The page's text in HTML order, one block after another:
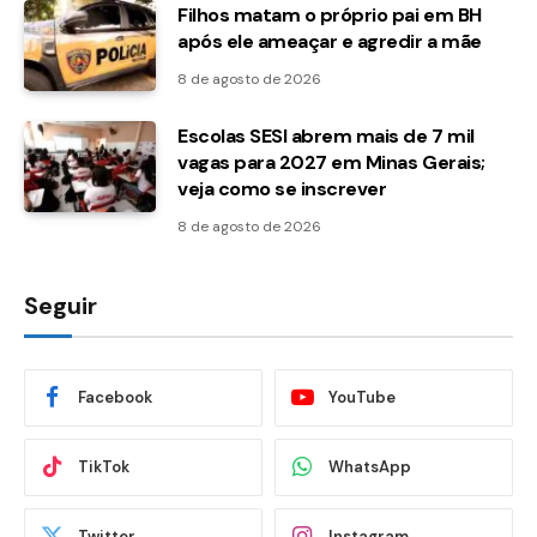
Filhos matam o próprio pai em BH
após ele ameaçar e agredir a mãe
8 de agosto de 2026
Escolas SESI abrem mais de 7 mil
vagas para 2027 em Minas Gerais;
veja como se inscrever
8 de agosto de 2026
Seguir
Facebook YouTube
TikTok WhatsApp